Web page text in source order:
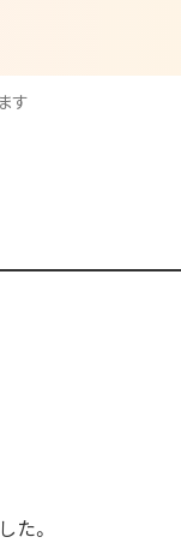
す
た。